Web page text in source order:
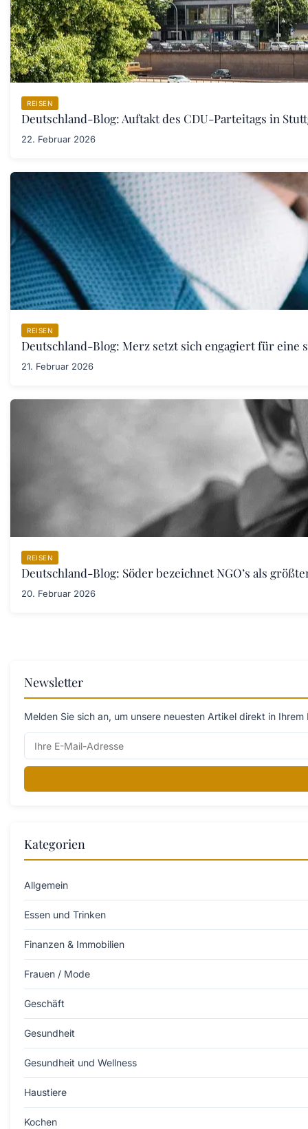
REISEN
Deutschland-Blog: Auftakt des CDU-Parteitags in
22. Februar 2026
REISEN
Deutschland-Blog: Merz setzt sich engagiert für eine
21. Februar 2026
REISEN
Deutschland-Blog: Söder bezeichnet NGO’s als
20. Februar 2026
Newsletter
Melden Sie sich an, um unsere neuesten Artikel direkt in
Kategorien
Allgemein
Essen und Trinken
Finanzen & Immobilien
Frauen / Mode
Geschäft
Gesundheit
Gesundheit und Wellness
Haustiere
Kochen